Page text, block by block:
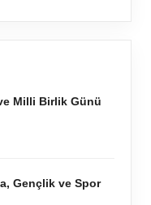
Milli Birlik Günü
Gençlik ve Spor